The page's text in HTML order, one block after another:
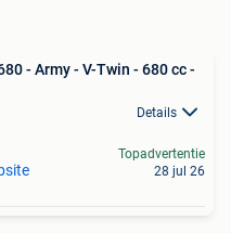
- Army - V-Twin - 680 cc -
Details
Topadvertentie
28 jul 26